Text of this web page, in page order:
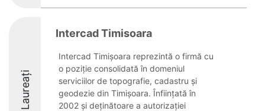
Laureați
Intercad Timisoara
Intercad Timișoara reprezintă o firmă cu
o poziție consolidată în domeniul
serviciilor de topografie, cadastru și
geodezie din Timișoara. Înființată în
2002 și deținătoare a autorizației